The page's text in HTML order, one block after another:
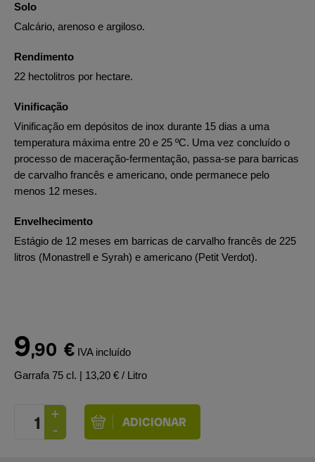
Solo
Calcário, arenoso e argiloso.
Rendimento
22 hectolitros por hectare.
Vinificação
Vinificação em depósitos de inox durante 15 dias a uma
temperatura máxima entre 20 e 25 ºC. Uma vez concluído o
processo de maceração-fermentação, passa-se para barricas
de carvalho francês e americano, onde permanece pelo
menos 12 meses.
Envelhecimento
Estágio de 12 meses em barricas de carvalho francês de 225
litros (Monastrell e Syrah) e americano (Petit Verdot).
9,90 € IVA incluído
Garrafa 75 cl. | 13,20 € / Litro